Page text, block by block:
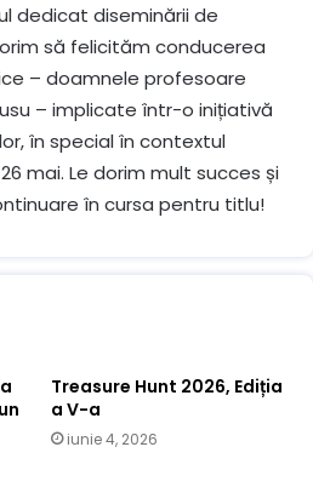
dedicat diseminării de
să felicităm conducerea
– doamnele profesoare
– implicate într-o inițiativă
în special în contextul
mai. Le dorim mult succes și
în cursa pentru titlu!
Treasure Hunt 2026, Ediția
a V-a
iunie 4, 2026